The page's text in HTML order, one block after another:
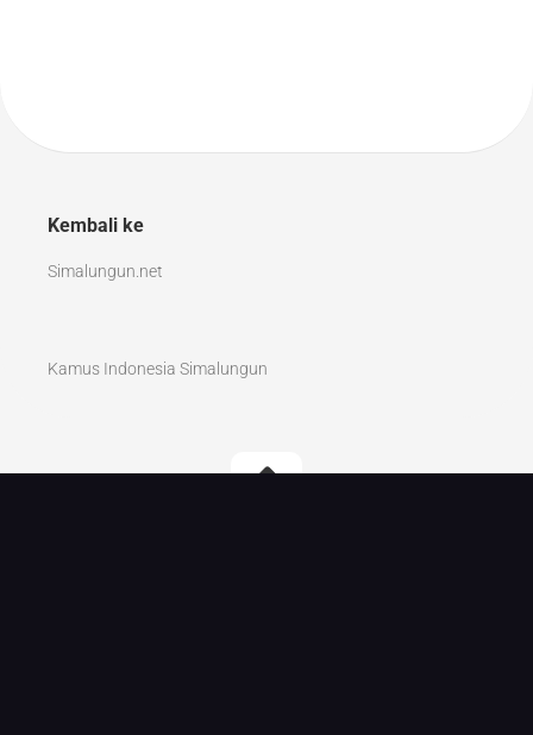
Kembali ke
Simalungun.net
Kamus Indonesia Simalungun